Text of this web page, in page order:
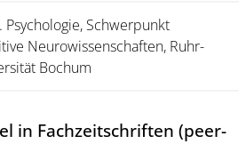
Psychologie, Schwerpunkt
Neurowissenschaften, Ruhr-
Bochum
in Fachzeitschriften (peer-